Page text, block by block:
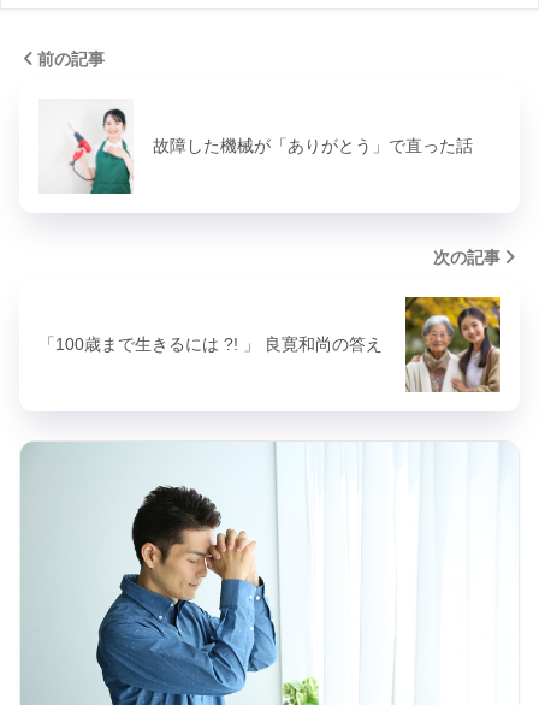
前の記事
故障した機械が「ありがとう」で直った話
次の記事
「100歳まで生きるには ?! 」 良寛和尚の答え